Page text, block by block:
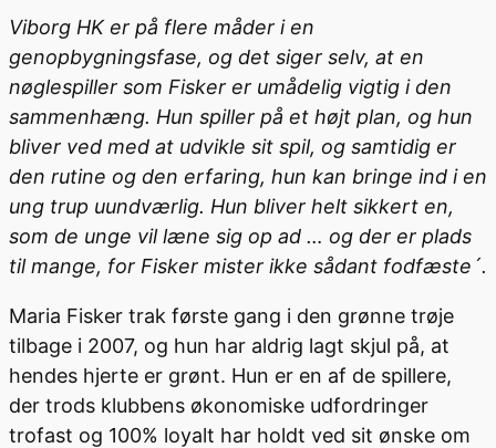
Viborg HK er på flere måder i en
genopbygningsfase, og det siger selv, at en
nøglespiller som Fisker er umådelig vigtig i den
sammenhæng. Hun spiller på et højt plan, og hun
bliver ved med at udvikle sit spil, og samtidig er
den rutine og den erfaring, hun kan bringe ind i en
ung trup uundværlig. Hun bliver helt sikkert en,
som de unge vil læne sig op ad … og der er plads
til mange, for Fisker mister ikke sådant fodfæste´.
Maria Fisker trak første gang i den grønne trøje
tilbage i 2007, og hun har aldrig lagt skjul på, at
hendes hjerte er grønt. Hun er en af de spillere,
der trods klubbens økonomiske udfordringer
trofast og 100% loyalt har holdt ved sit ønske om